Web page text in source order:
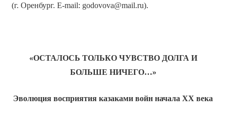
(г. Оренбург. E-mail: godovova@mail.ru).
«ОСТАЛОСЬ ТОЛЬКО ЧУВСТВО ДОЛГА И
БОЛЬШЕ НИЧЕГО…»
Эволюция восприятия казаками войн начала ХХ века